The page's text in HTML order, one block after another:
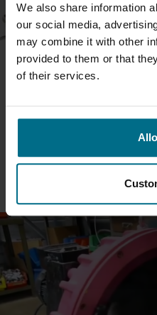
We also share information
our social media,
may combine it with other
provided to them or that
of their services.
MONO
En komplett serie med